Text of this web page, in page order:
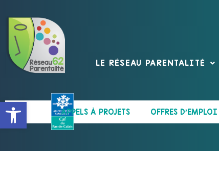
Ouvrir la barre d’outils
LE RÉSEAU PARENTALITÉ
APPELS À PROJETS OFFRES D’EMPLOI